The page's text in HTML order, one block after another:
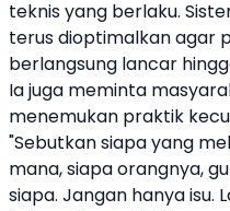
teknis yang berlaku.
terus dioptimalkan agar
berlangsung lancar
Ia juga meminta
menemukan praktik
"Sebutkan siapa yang
mana, siapa orangnya,
siapa. Jangan hanya isu.